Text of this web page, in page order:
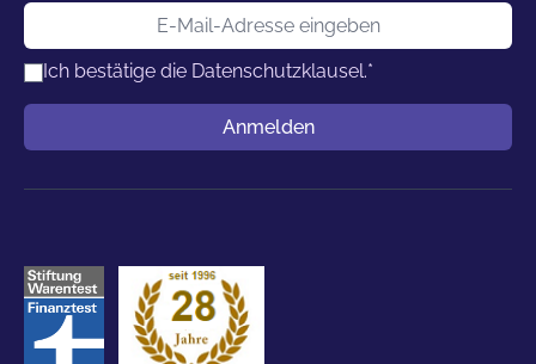
E-Mail-Adresse
Ich bestätige die Datenschutzklausel.*
Anmelden